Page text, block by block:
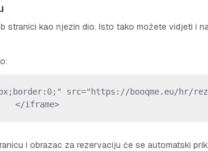
stranici kao njezin dio. Isto tako možete vidjeti i
src="https://booqme.eu/hr/
</iframe>
i obrazac za rezervaciju će se automatski